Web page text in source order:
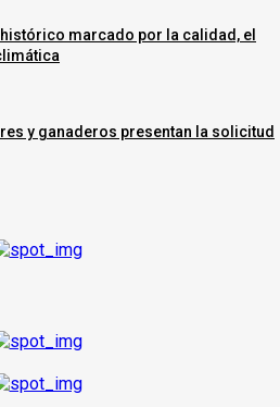
marcado por la calidad, el
y ganaderos presentan la solicitud